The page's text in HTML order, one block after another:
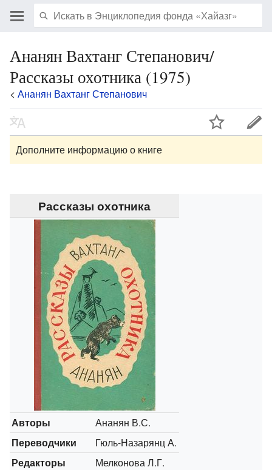
Ананян Вахтанг Степанович/
Рассказы охотника (1975)
< Ананян Вахтанг Степанович
Дополните информацию о книге
Рассказы охотника
Авторы
Ананян В.С.
Переводчики
Гюль-Назарянц А.
Редакторы
Мелконова Л.Г.